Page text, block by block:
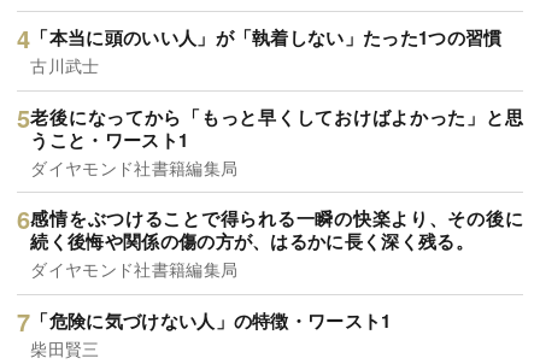
「本当に頭のいい人」が「執着しない」たった1つの習慣
古川武士
老後になってから「もっと早くしておけばよかった」と思
うこと・ワースト1
ダイヤモンド社書籍編集局
感情をぶつけることで得られる一瞬の快楽より、その後に
続く後悔や関係の傷の方が、はるかに長く深く残る。
ダイヤモンド社書籍編集局
「危険に気づけない人」の特徴・ワースト1
柴田賢三